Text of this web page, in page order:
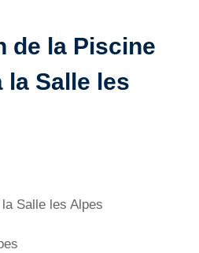
de la Piscine
la Salle les
Salle les Alpes